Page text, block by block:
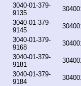
3040-01-379-
9135
3040-01-379-
9145
3040-01-379-
9168
3040-01-379-
9181
3040-01-379-
9184